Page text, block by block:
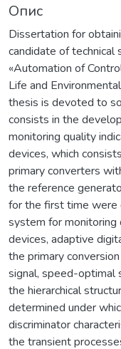
Опис
Dissertation for
candidate of
«Automation of
Life and
thesis is devoted to
consists in the
monitoring quality
devices, which
primary converters
the reference
for the first time were
system for monitoring
devices, adaptive
the primary
signal, speed-optimal
the hierarchical
determined under
discriminator
the transient